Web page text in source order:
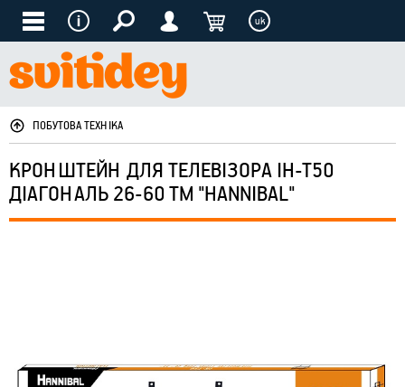
uk
ПОБУТОВА ТЕХНІКА
КРОНШТЕЙН ДЛЯ ТЕЛЕВІЗОРА IH-T50
ДІАГОНАЛЬ 26-60 ТМ "HANNIBAL"